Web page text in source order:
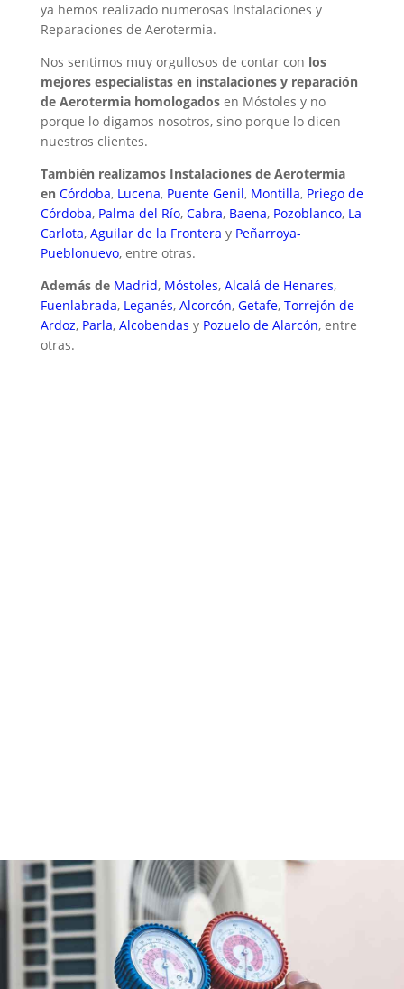
ya hemos realizado numerosas Instalaciones y
Reparaciones de Aerotermia.
Nos sentimos muy orgullosos de contar con los
mejores especialistas en instalaciones y reparación
de Aerotermia homologadosen Móstoles y no
porque lo digamos nosotros, sino porque lo dicen
nuestros clientes.
También realizamos Instalaciones de Aerotermia
en Córdoba, Lucena, Puente Genil, Montilla, Priego de
Córdoba, Palma del Río, Cabra, Baena, Pozoblanco, La
Carlota, Aguilar de la Frontera y Peñarroya-
Pueblonuevo, entre otras.
Además de Madrid, Móstoles, Alcalá de Henares,
Fuenlabrada, Leganés, Alcorcón, Getafe, Torrejón de
Ardoz, Parla, Alcobendas y Pozuelo de Alarcón, entre
otras.